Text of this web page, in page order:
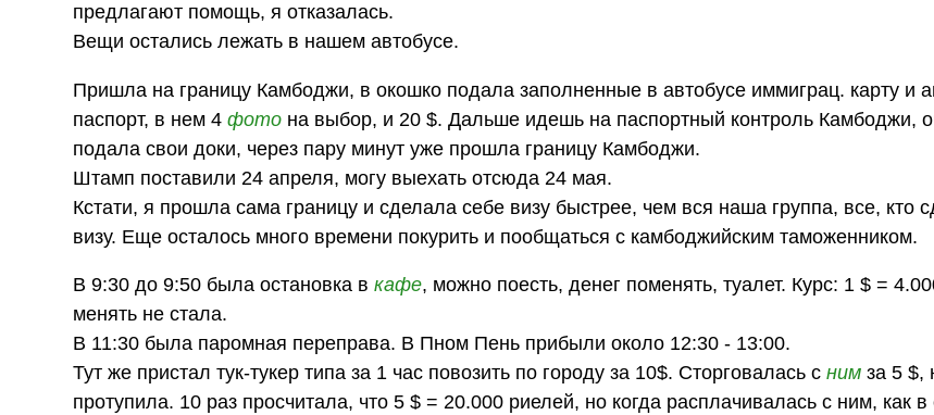
предлагают помощь, я отказалась.
Вещи остались лежать в нашем автобусе.
Пришла на границу Камбоджи, в окошко подала заполненные в автобусе иммиграц. карту и
паспорт, в нем 4фото на выбор, и 20 $. Дальше идешь на паспортный контроль Камбоджи,
подала свои доки, через пару минут уже прошла границу Камбоджи.
Штамп поставили 24 апреля, могу выехать отсюда 24 мая.
Кстати, я прошла сама границу и сделала себе визу быстрее, чем вся наша группа, все, кто
визу. Еще осталось много времени покурить и пообщаться с камбоджийским таможенником.
В 9:30 до 9:50 была остановка вкафе, можно поесть, денег поменять, туалет. Курс: 1 $ =
менять не стала.
В 11:30 была паромная переправа. В Пном Пень прибыли около 12:30 - 13:00.
Тут же пристал тук-тукер типа за 1 час повозить по городу за 10$. Сторговалась сним за 5 $,
протупила. 10 раз просчитала, что 5 $ = 20.000 риелей, но когда расплачивалась с ним, как